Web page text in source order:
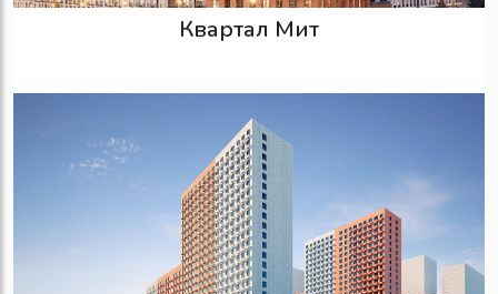
Квартал Мит